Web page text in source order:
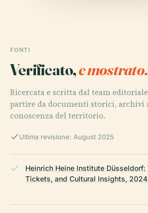
FONTI
Verificato,e mostrato.
Ricercata e scritta dal team
partire da documenti storici, archivi
conoscenza del territorio.
Ultima revisione: August 2025
Heinrich Heine Institute
Tickets, and Cultural Insights,